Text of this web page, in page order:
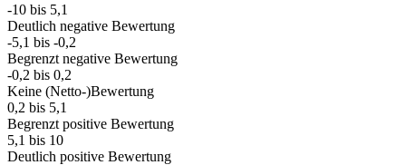
-10 bis 5,1
Deutlich negative Bewertung
-5,1 bis -0,2
Begrenzt negative Bewertung
-0,2 bis 0,2
Keine (Netto-)Bewertung
0,2 bis 5,1
Begrenzt positive Bewertung
5,1 bis 10
Deutlich positive Bewertung